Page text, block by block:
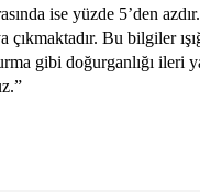
ise yüzde 5’den
Bu bilgiler
gibi doğurganlığı ileri